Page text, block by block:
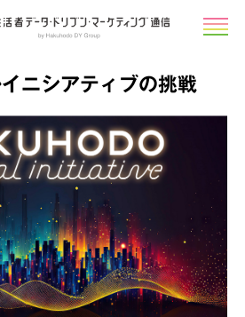
ニシアティブの挑戦